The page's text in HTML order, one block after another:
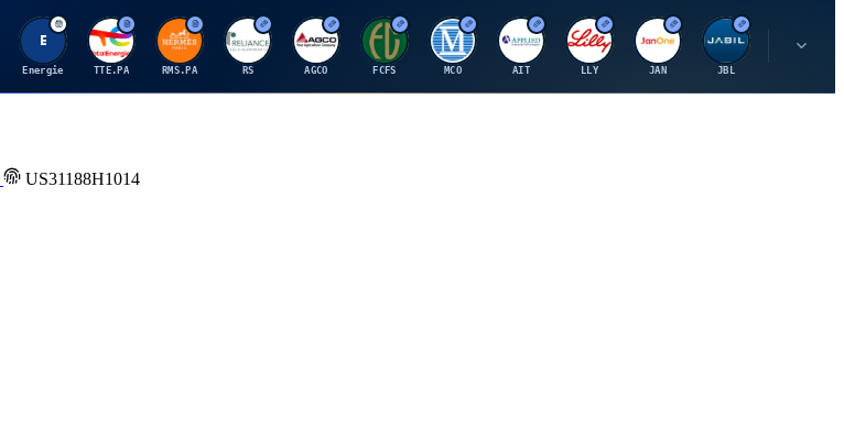
E
Energie
T
TTE.PA
H
RMS.PA
R
RS
A
AGCO
F
FCFS
M
MCO
A
AIT
E
LLY
J
JAN
J
JBL
P
US31188H1014